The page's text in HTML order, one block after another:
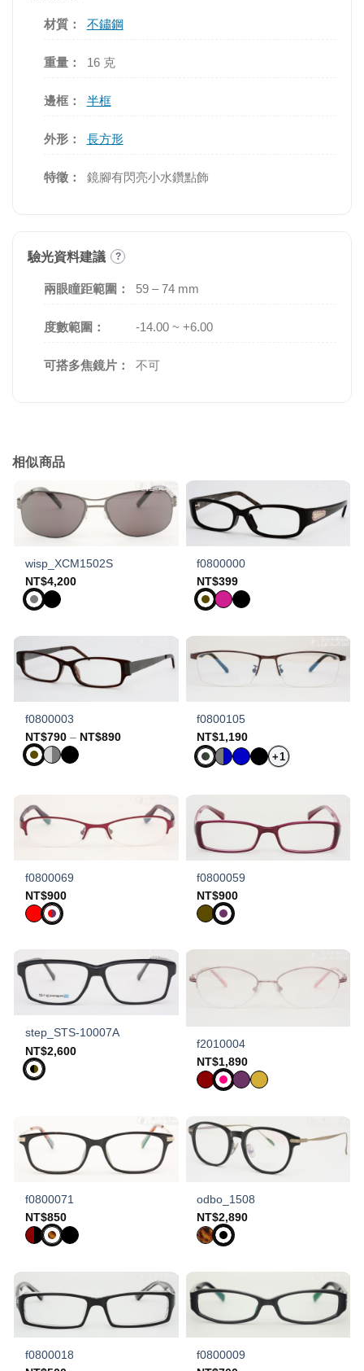
材質： 不鏽鋼
重量： 16 克
邊框： 半框
外形： 長方形
特徵： 鏡腳有閃亮小水鑽點飾
驗光資料建議 ?
兩眼瞳距範圍： 59 – 74 mm
度數範圍： -14.00 ~ +6.00
可搭多焦鏡片： 不可
相似商品
wisp_XCM1502S
NT$4,200
f0800000
NT$399
f0800003
NT$790 – NT$890Price
range:
f0800105
NT$1,190
+1
f0800069
NT$900
f0800059
NT$900
step_STS-10007A
NT$2,600
f2010004
NT$1,890
f0800071
NT$850
odbo_1508
NT$2,890
f0800018
f0800009